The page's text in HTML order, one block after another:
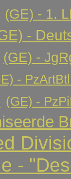
(GE) - 1.
-
(GE) -
-
(GE) -
-